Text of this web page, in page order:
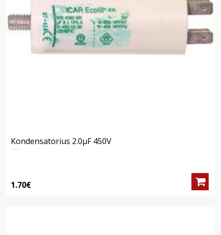
Kondensatorius 2.0μF 450V
1.70€